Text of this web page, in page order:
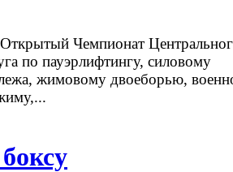
Открытый Чемпионат
по пауэрлифтингу, силовому
жимовому двоеборью,